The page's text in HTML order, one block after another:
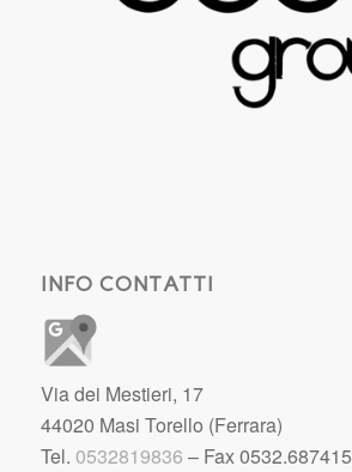
INFO CONTATTI
Via dei Mestieri, 17
44020 Masi Torello (Ferrara)
Tel. 0532819836 – Fax 0532.687415